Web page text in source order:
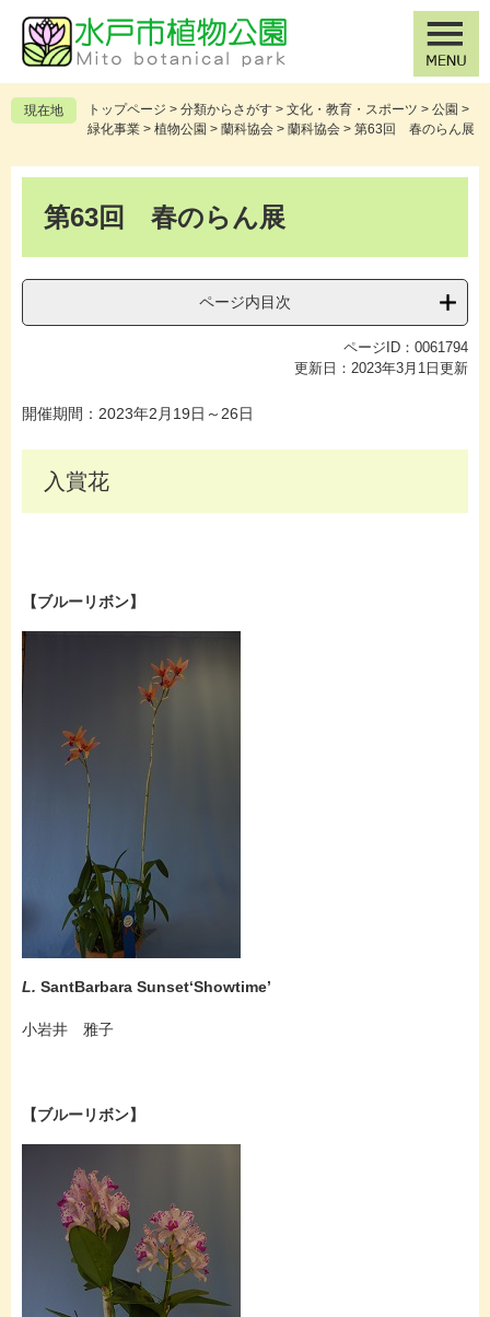
の
先
頭
す
ー
を
飛
し
現在地 トップページ > 分類からさがす > 文化・教育・スポーツ > 公園 >
緑化事業 > 植物公園 > 蘭科協会 > 蘭科協会 > 第63回 春のらん展
第63回 春のらん展
ページ内目次
ページID：0061794
更新日：2023年3月1日更新
開催期間：2023年2月19日～26日
入賞花
【ブルーリボン】
L. SantBarbara Sunset‘Showtime’
小岩井 雅子
【ブルーリボン】